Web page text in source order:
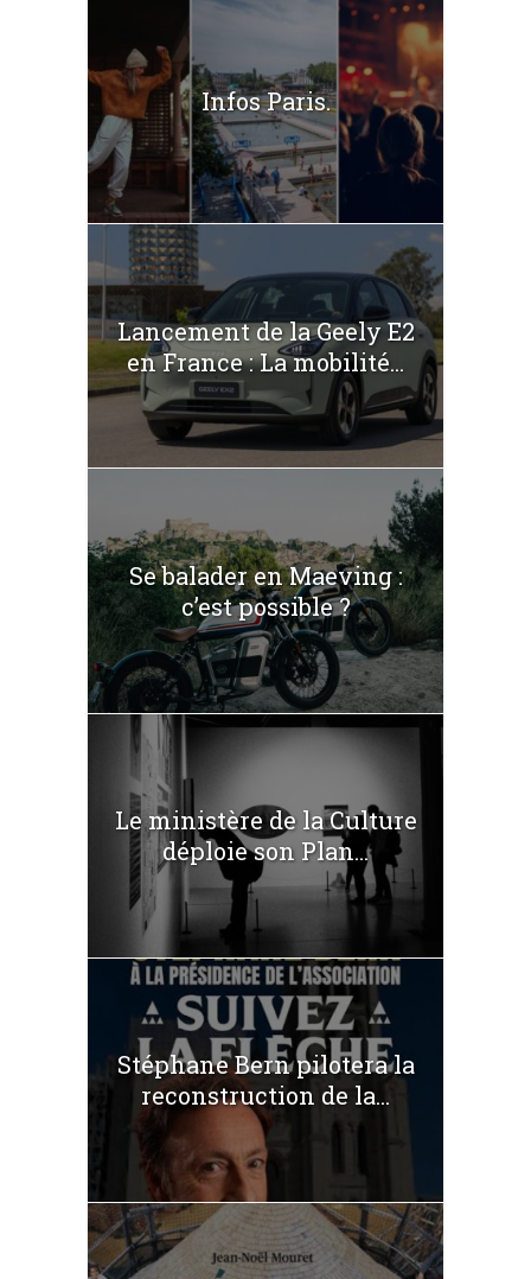
Infos Paris.
Lancement de la Geely E2
en France : La mobilité...
Se balader en Maeving :
c’est possible ?
Le ministère de la Culture
déploie son Plan...
Stéphane Bern pilotera la
reconstruction de la...